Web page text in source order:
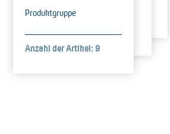
Produktgruppe
Anzahl der Artikel: 9